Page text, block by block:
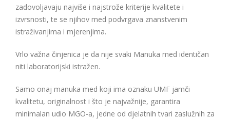
zadovoljavaju najviše i najstrože kriterije kvalitete i
izvrsnosti, te se njihov med podvrgava znanstvenim
istraživanjima i mjerenjima.
Vrlo važna činjenica je da nije svaki Manuka med identičan
niti laboratorijski istražen.
Samo onaj manuka med koji ima oznaku UMF jamči
kvalitetu, originalnost i što je najvažnije, garantira
minimalan udio MGO-a, jedne od djelatnih tvari zaslužnih za